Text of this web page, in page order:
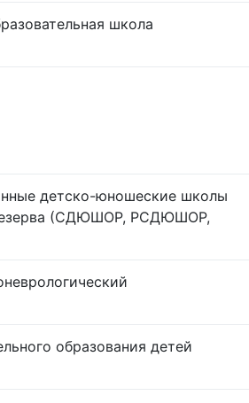
школа
детско-юношеские школы
(СДЮШОР, РСДЮШОР,
образования детей